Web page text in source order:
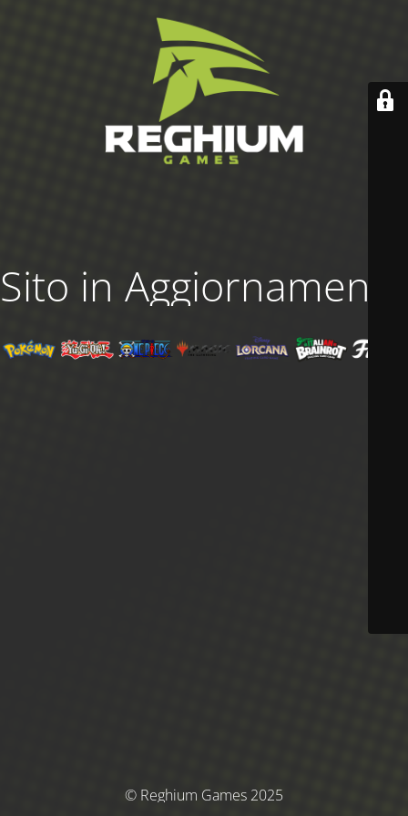
Sito in Aggiornamento
© Reghium Games 2025